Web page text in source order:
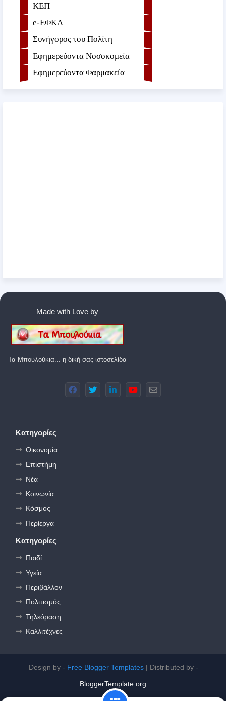
ΚΕΠ
e-ΕΦKA
Συνήγορος του Πολίτη
Εφημερεύοντα Νοσοκομεία
Εφημερεύοντα Φαρμακεία
Made with Love by
Τα Μπουλούκια... η δική σας ιστοσελίδα
Κατηγορίες
Οικονομία
Επιστήμη
Νέα
Κοινωνία
Κόσμος
Περίεργα
Κατηγορίες
Παιδί
Υγεία
Περιβάλλον
Πολιτισμός
Τηλεόραση
Καλλιτέχνες
Design by - Free Blogger Templates| Distributed by -
BloggerTemplate.org